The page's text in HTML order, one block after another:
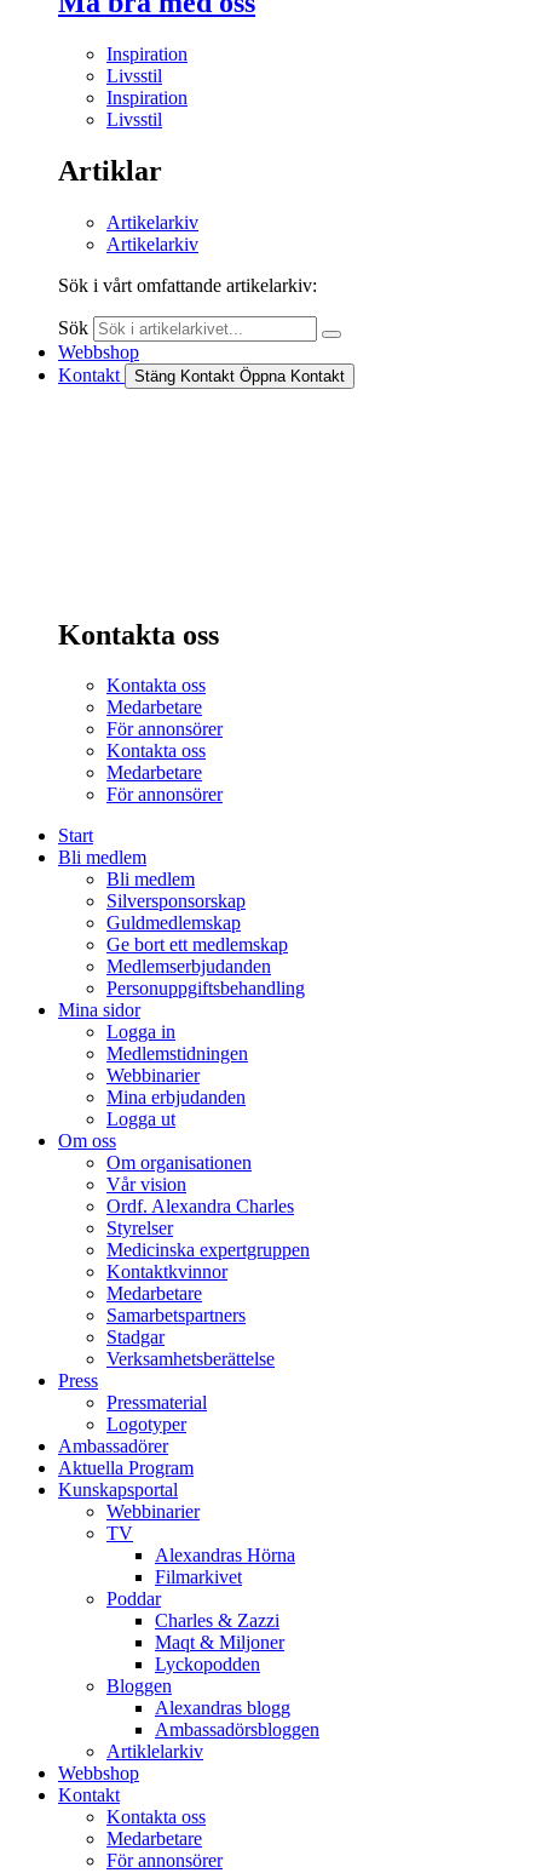
Inspiration
Livsstil
Inspiration
Livsstil
Artiklar
Artikelarkiv
Artikelarkiv
Sök i vårt omfattande artikelarkiv:
Sök
Webbshop
Kontakt
Stäng Kontakt Öppna Kontakt
Kontakta oss
Kontakta oss
Medarbetare
För annonsörer
Kontakta oss
Medarbetare
För annonsörer
Start
Bli medlem
Bli medlem
Silversponsorskap
Guldmedlemskap
Ge bort ett medlemskap
Medlemserbjudanden
Personuppgiftsbehandling
Mina sidor
Logga in
Medlemstidningen
Webbinarier
Mina erbjudanden
Logga ut
Om oss
Om organisationen
Vår vision
Ordf. Alexandra Charles
Styrelser
Medicinska expertgruppen
Kontaktkvinnor
Medarbetare
Samarbetspartners
Stadgar
Verksamhetsberättelse
Press
Pressmaterial
Logotyper
Ambassadörer
Aktuella Program
Kunskapsportal
Webbinarier
TV
Alexandras Hörna
Filmarkivet
Poddar
Charles & Zazzi
Maqt & Miljoner
Lyckopodden
Bloggen
Alexandras blogg
Ambassadörsbloggen
Artiklelarkiv
Webbshop
Kontakt
Kontakta oss
Medarbetare
För annonsörer